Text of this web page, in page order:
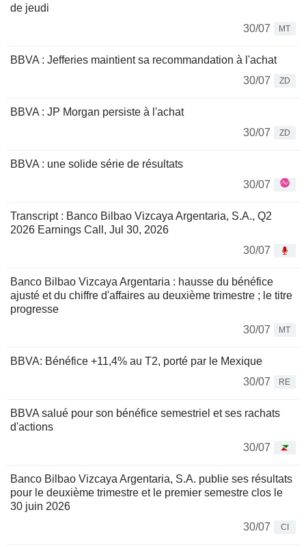
de jeudi
30/07
MT
BBVA : Jefferies maintient sa recommandation à l'achat
30/07
ZD
BBVA : JP Morgan persiste à l'achat
30/07
ZD
BBVA : une solide série de résultats
30/07
Transcript : Banco Bilbao Vizcaya Argentaria, S.A., Q2
2026 Earnings Call, Jul 30, 2026
30/07
Banco Bilbao Vizcaya Argentaria : hausse du bénéfice
ajusté et du chiffre d'affaires au deuxième trimestre ; le titre
progresse
30/07
MT
BBVA: Bénéfice +11,4% au T2, porté par le Mexique
30/07
RE
BBVA salué pour son bénéfice semestriel et ses rachats
d'actions
30/07
Banco Bilbao Vizcaya Argentaria, S.A. publie ses résultats
pour le deuxième trimestre et le premier semestre clos le
30 juin 2026
30/07
CI